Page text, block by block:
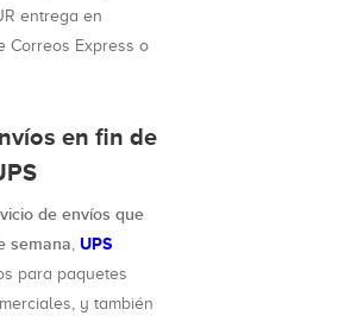
entrega en
Correos Express o
en fin de
de envíos que
semana UPS
para paquetes
y también